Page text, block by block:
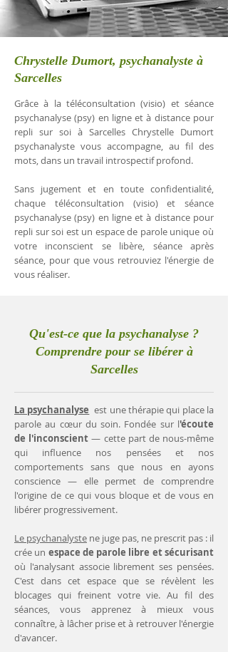
Chrystelle Dumort, psychanalyste à
Sarcelles
Grâce à la téléconsultation (visio) et séance
psychanalyse (psy) en ligne et à distance pour
repli sur soi à Sarcelles Chrystelle Dumort
psychanalyste vous accompagne, au fil des
mots, dans un travail introspectif profond.
Sans jugement et en toute confidentialité,
chaque téléconsultation (visio) et séance
psychanalyse (psy) en ligne et à distance pour
repli sur soi est un espace de parole unique où
votre inconscient se libère, séance après
séance, pour que vous retrouviez l'énergie de
vous réaliser.
Qu'est-ce que la psychanalyse ?
Comprendre pour se libérer à
Sarcelles
La psychanalyse est une thérapie qui place la
parole au cœur du soin. Fondée sur l'écoute
de l'inconscient— cette part de nous-même
qui influence nos pensées et nos
comportements sans que nous en ayons
conscience — elle permet de comprendre
l'origine de ce qui vous bloque et de vous en
libérer progressivement.
Le psychanalyste ne juge pas, ne prescrit pas : il
crée un espace de parole libre et sécurisant
où l'analysant associe librement ses pensées.
C'est dans cet espace que se révèlent les
blocages qui freinent votre vie. Au fil des
séances, vous apprenez à mieux vous
connaître, à lâcher prise et à retrouver l'énergie
d'avancer.